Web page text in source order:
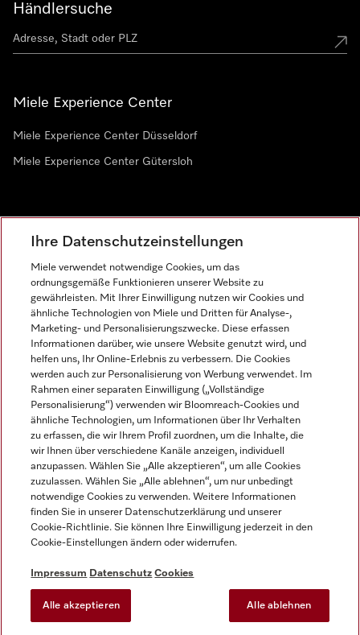
Händlersuche
Miele Experience Center
Miele Experience Center Düsseldorf
Miele Experience Center Gütersloh
AGB
Datenschutz
Nutzungsbedingungen
Barrierefreiheitserklärung
EU-Gesetzen über digitale Dienste
Cookie-Einstellungen
Miele auf Instagram
Miele auf Facebook
Miele auf Youtube
Ihre Datenschutzeinstellungen
Miele verwendet notwendige Cookies, um das
ordnungsgemäße Funktionieren unserer Website zu
gewährleisten. Mit Ihrer Einwilligung nutzen wir Cookies und
ähnliche Technologien von Miele und Dritten für Analyse-,
Marketing- und Personalisierungszwecke. Diese erfassen
Informationen darüber, wie unsere Website genutzt wird, und
helfen uns, Ihr Online-Erlebnis zu verbessern. Die Cookies
werden auch zur Personalisierung von Werbung verwendet. Im
Rahmen einer separaten Einwilligung („Vollständige
Personalisierung“) verwenden wir Bloomreach-Cookies und
ähnliche Technologien, um Informationen über Ihr Verhalten
zu erfassen, die wir Ihrem Profil zuordnen, um die Inhalte, die
wir Ihnen über verschiedene Kanäle anzeigen, individuell
anzupassen. Wählen Sie „Alle akzeptieren“, um alle Cookies
zuzulassen. Wählen Sie „Alle ablehnen“, um nur unbedingt
notwendige Cookies zu verwenden. Weitere Informationen
finden Sie in unserer Datenschutzerklärung und unserer
Cookie-Richtlinie. Sie können Ihre Einwilligung jederzeit in den
Cookie-Einstellungen ändern oder widerrufen.
Impressum Datenschutz Cookies
Alle akzeptieren Alle ablehnen